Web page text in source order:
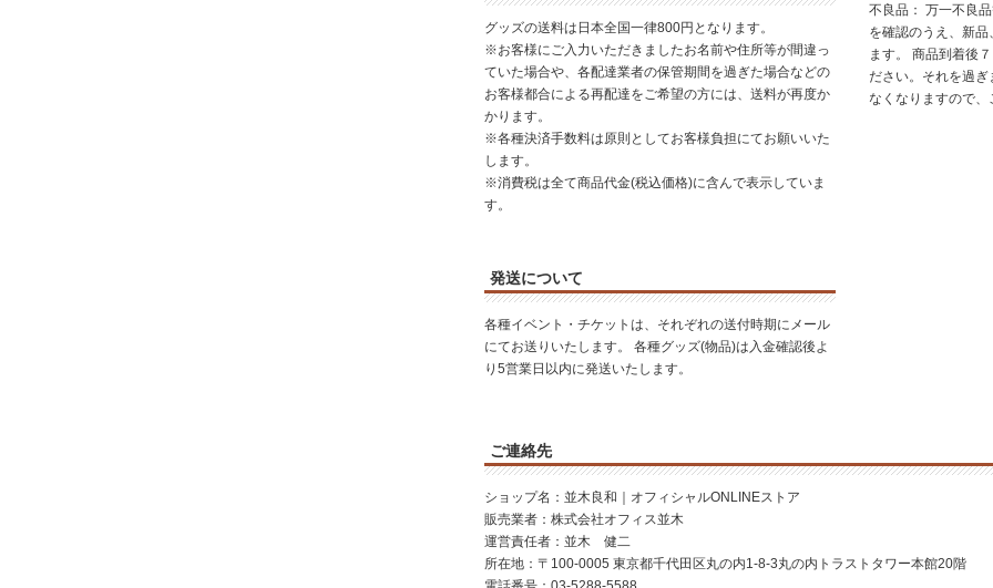
グッズの送料は日本全国一律800円となります。
※お客様にご入力いただきましたお名前や住所等が間違っ
ていた場合や、各配達業者の保管期間を過ぎた場合などの
お客様都合による再配達をご希望の方には、送料が再度か
かります。
※各種決済手数料は原則としてお客様負担にてお願いいた
します。
※消費税は全て商品代金(税込価格)に含んで表示していま
す。
発送について
各種イベント・チケットは、それぞれの送付時期にメール
にてお送りいたします。 各種グッズ(物品)は入金確認後よ
り5営業日以内に発送いたします。
不良品： 万一不良
を確認のうえ、新
ます。 商品到着後
ださい。それを過ぎ
なくなりますので、
ご連絡先
ショップ名：並木良和｜オフィシャルONLINEストア
販売業者：株式会社オフィス並木
運営責任者：並木 健二
所在地：〒100-0005 東京都千代田区丸の内1-8-3丸の内トラストタワー本館20階